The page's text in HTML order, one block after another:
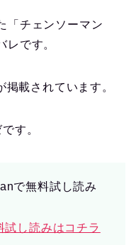
「チェンソーマン
レです。
載されています。
す。
で無料試し読み
試し読みはコチラ